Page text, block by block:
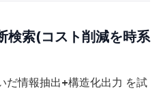
索(コスト削減を時系
だ情報抽出+構造化出力 を試